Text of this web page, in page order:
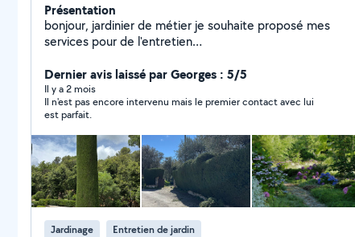
Présentation
bonjour, jardinier de métier je souhaite proposé mes
services pour de l'entretien
Dernier avis laissé par Georges : 5/5
Il y a 2 mois
Il n'est pas encore intervenu mais le premier contact avec lui
est parfait.
Jardinage Entretien de jardin